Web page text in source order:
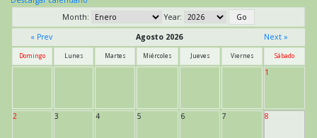
Month:
Year:
« Prev
Agosto 2026 Next »
Domingo Lunes Martes Miércoles Jueves Viernes Sábado
1
2 3 4 5 6 7 8